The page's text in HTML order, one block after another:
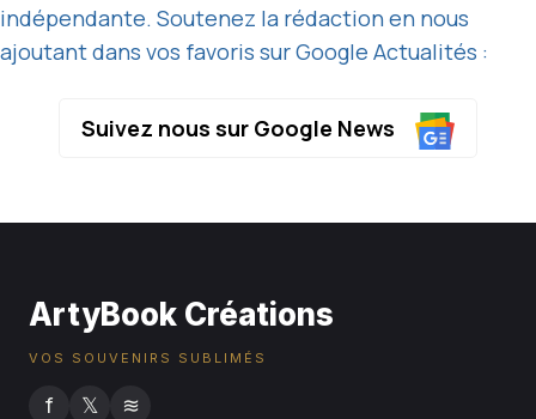
indépendante. Soutenez la rédaction en nous
ajoutant dans vos favoris sur Google Actualités :
Suivez nous sur Google News
ArtyBook Créations
VOS SOUVENIRS SUBLIMÉS
f 𝕏 ≋